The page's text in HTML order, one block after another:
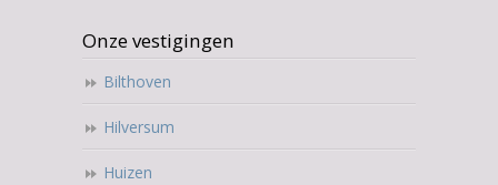
Onze vestigingen
Bilthoven
Hilversum
Huizen